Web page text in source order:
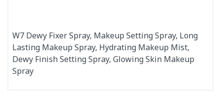
W7 Dewy Fixer Spray, Makeup Setting Spray, Long
Lasting Makeup Spray, Hydrating Makeup Mist,
Dewy Finish Setting Spray, Glowing Skin Makeup
Spray